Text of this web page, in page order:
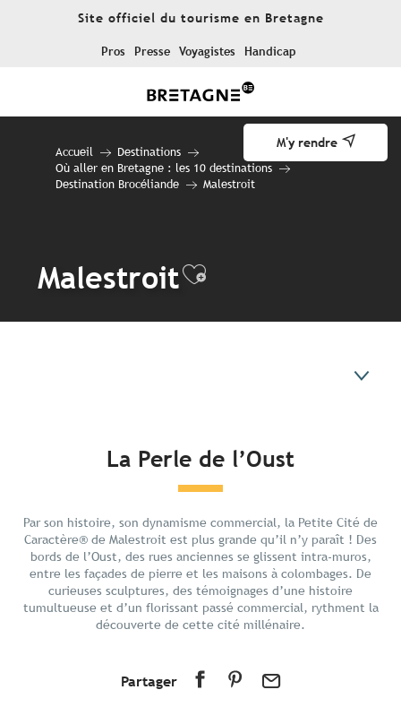
Site officiel du tourisme en Bretagne
Pros Presse Voyagistes Handicap
M'y rendre
Accueil
Destinations
Où aller en Bretagne : les 10 destinations
Destination Brocéliande
Malestroit
MalestroitAjouter aux
Préparer votre séjour
Aux alentours
La Perle de l’Oust
Par son histoire, son dynamisme commercial, la Petite Cité de
Caractère® de Malestroit est plus grande qu’il n’y paraît ! Des
bords de l’Oust, des rues anciennes se glissent intra-muros,
entre les façades de pierre et les maisons à colombages. De
curieuses sculptures, des témoignages d’une histoire
tumultueuse et d’un florissant passé commercial, rythment la
découverte de cette cité millénaire.
Partager